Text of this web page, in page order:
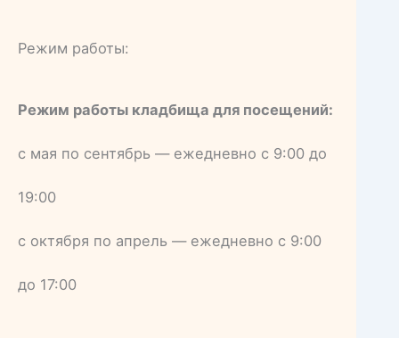
Режим работы:
Режим работы кладбища для посещений:
с мая по сентябрь — ежедневно с 9:00 до
19:00
с октября по апрель — ежедневно с 9:00
до 17:00